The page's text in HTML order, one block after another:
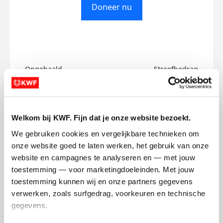
Welkom bij KWF. Fijn dat je onze website bezoekt.
We gebruiken cookies en vergelijkbare technieken om
onze website goed te laten werken, het gebruik van onze
website en campagnes te analyseren en — met jouw
toestemming — voor marketingdoeleinden. Met jouw
toestemming kunnen wij en onze partners gegevens
verwerken, zoals surfgedrag, voorkeuren en technische
gegevens.
Doneer nu
Opgehaald
€0
Streefbedrag
€500
Mika's badges